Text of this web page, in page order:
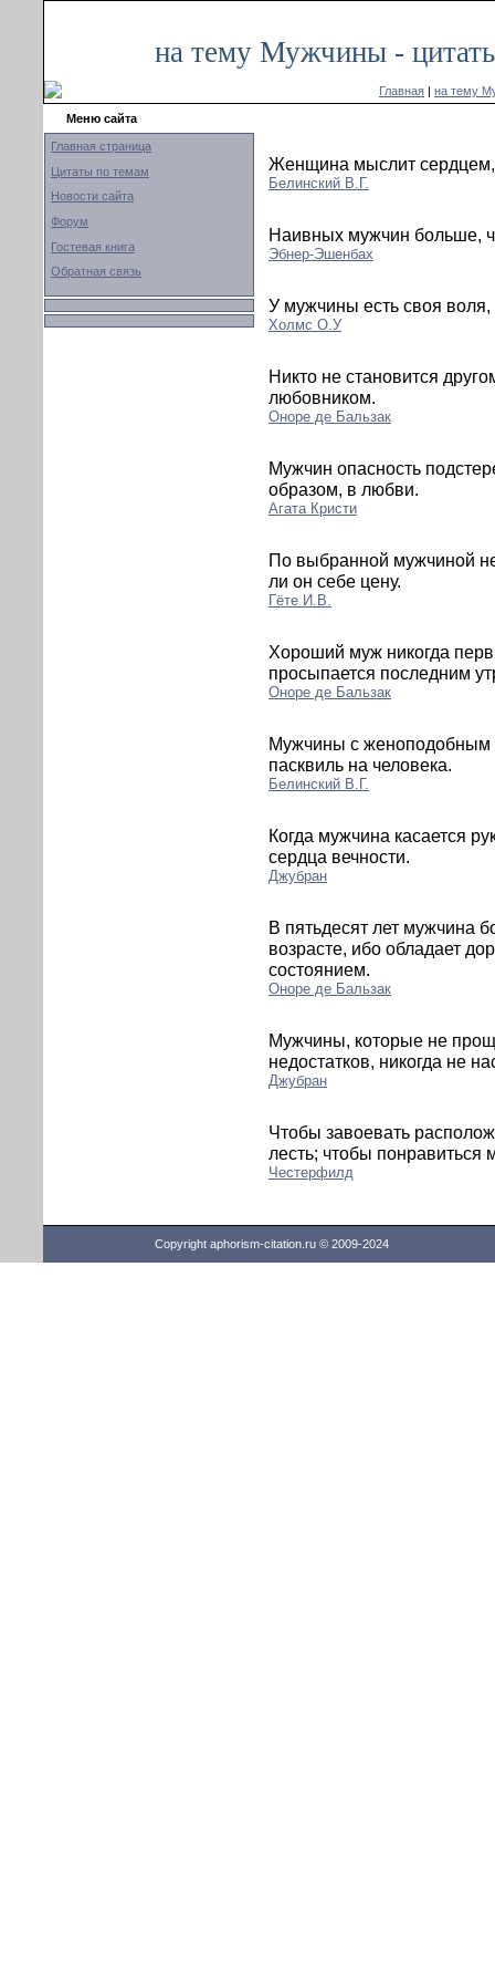
на тему Мужчины -
Главная | на тему
Меню сайта
Главная страница
Цитаты по темам
Новости сайта
Форум
Гостевая книга
Обратная связь
Женщина мыслит
Белинский В.Г.
Наивных мужчин больше,
Эбнер-Эшенбах
У мужчины есть своя
Холмc О.У
Никто не становится
любовником.
Оноре де Бальзак
Мужчин опасность
образом, в любви.
Агата Кристи
По выбранной мужчиной
ли он себе цену.
Гёте И.В.
Хороший муж никогда
просыпается последним
Оноре де Бальзак
Мужчины с женоподобным
пасквиль на человека.
Белинский В.Г.
Когда мужчина касается
сердца вечности.
Джубран
В пятьдесят лет мужчина
возрасте, ибо обладает
состоянием.
Оноре де Бальзак
Мужчины, которые не
недостатков, никогда не
Джубран
Чтобы завоевать
лесть; чтобы понравиться
Честерфилд
Copyright aphorism-citation.ru © 2009-2024